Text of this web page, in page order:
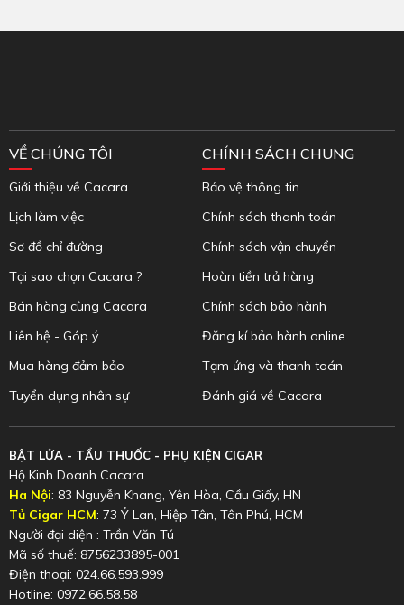
VỀ CHÚNG TÔI
Giới thiệu về Cacara
Lịch làm việc
Sơ đồ chỉ đường
Tại sao chọn Cacara ?
Bán hàng cùng Cacara
Liên hệ - Góp ý
Mua hàng đảm bảo
Tuyển dụng nhân sự
CHÍNH SÁCH CHUNG
Bảo vệ thông tin
Chính sách thanh toán
Chính sách vận chuyển
Hoàn tiền trả hàng
Chính sách bảo hành
Đăng kí bảo hành online
Tạm ứng và thanh toán
Đánh giá về Cacara
BẬT LỬA - TẨU THUỐC - PHỤ KIỆN CIGAR
Hộ Kinh Doanh Cacara
Ha Nội: 83 Nguyễn Khang, Yên Hòa, Cầu Giấy, HN
Tủ Cigar HCM: 73 Ỷ Lan, Hiệp Tân, Tân Phú, HCM
Người đại diện : Trần Văn Tú
Mã số thuế: 8756233895-001
Điện thoại: 024.66.593.999
Hotline: 0972.66.58.58